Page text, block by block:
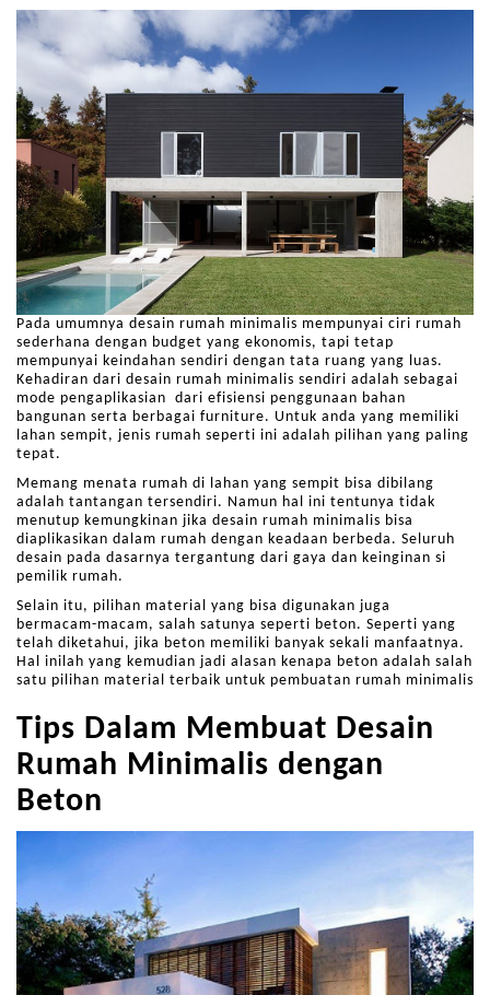
Pada umumnya desain rumah minimalis mempunyai ciri rumah
sederhana dengan budget yang ekonomis, tapi tetap
mempunyai keindahan sendiri dengan tata ruang yang luas.
Kehadiran dari desain rumah minimalis sendiri adalah sebagai
mode pengaplikasian dari efisiensi penggunaan bahan
bangunan serta berbagai furniture. Untuk anda yang memiliki
lahan sempit, jenis rumah seperti ini adalah pilihan yang paling
tepat.
Memang menata rumah di lahan yang sempit bisa dibilang
adalah tantangan tersendiri. Namun hal ini tentunya tidak
menutup kemungkinan jika desain rumah minimalis bisa
diaplikasikan dalam rumah dengan keadaan berbeda. Seluruh
desain pada dasarnya tergantung dari gaya dan keinginan si
pemilik rumah.
Selain itu, pilihan material yang bisa digunakan juga
bermacam-macam, salah satunya seperti beton. Seperti yang
telah diketahui, jika beton memiliki banyak sekali manfaatnya.
Hal inilah yang kemudian jadi alasan kenapa beton adalah salah
satu pilihan material terbaik untuk pembuatan rumah minimalis
Tips Dalam Membuat Desain
Rumah Minimalis dengan
Beton